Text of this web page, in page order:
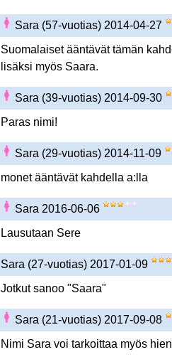
Sara (57-vuotias) 2014-04-27
Suomalaiset ääntävät tämän
lisäksi myös Saara.
Sara (39-vuotias) 2014-09-30
Paras nimi!
Sara (29-vuotias) 2014-11-09
monet ääntävät kahdella a:lla
Sara 2016-06-06
Lausutaan Sere
Sara (27-vuotias) 2017-01-09
Jotkut sanoo "Saara"
Sara (21-vuotias) 2017-09-08
Nimi Sara voi tarkoittaa myös